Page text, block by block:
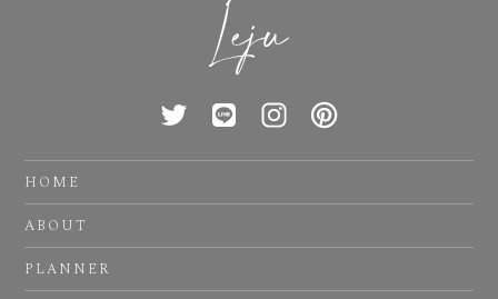
HOME
ABOUT
PLANNER